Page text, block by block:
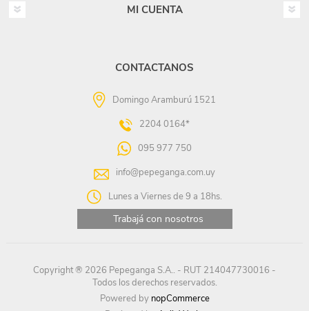
MI CUENTA
CONTACTANOS
Domingo Aramburú 1521
2204 0164*
095 977 750
info@pepeganga.com.uy
Lunes a Viernes de 9 a 18hs.
Trabajá con nosotros
Copyright ® 2026 Pepeganga S.A.. - RUT 214047730016 -
Todos los derechos reservados.
Powered by nopCommerce